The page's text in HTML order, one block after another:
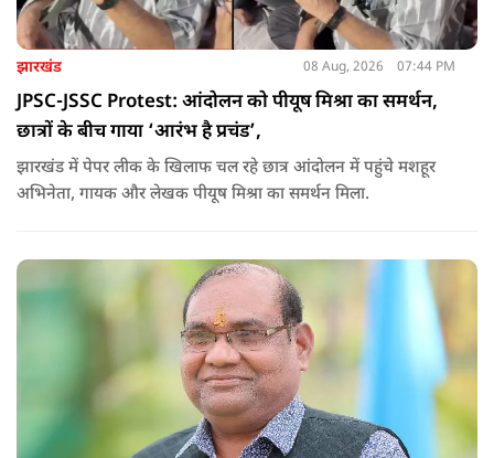
झारखंड 08 Aug, 2026 07:44 PM
JPSC-JSSC Protest: आंदोलन को पीयूष मिश्रा का समर्थन,
छात्रों के बीच गाया ‘आरंभ है प्रचंड’,
झारखंड में पेपर लीक के खिलाफ चल रहे छात्र आंदोलन में पहुंचे मशहूर
अभिनेता, गायक और लेखक पीयूष मिश्रा का समर्थन मिला.